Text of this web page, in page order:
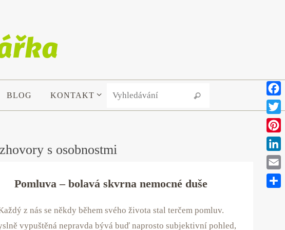
BLOG KONTAKT Vyhledávání
s osobnostmi
Pomluva – bolavá skvrna nemocné duše
z nás se někdy během svého života stal terčem pomluv.
vypuštěná nepravda bývá buď naprosto subjektivní pohled,